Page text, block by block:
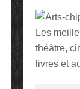
Les
théâtre,
livres et